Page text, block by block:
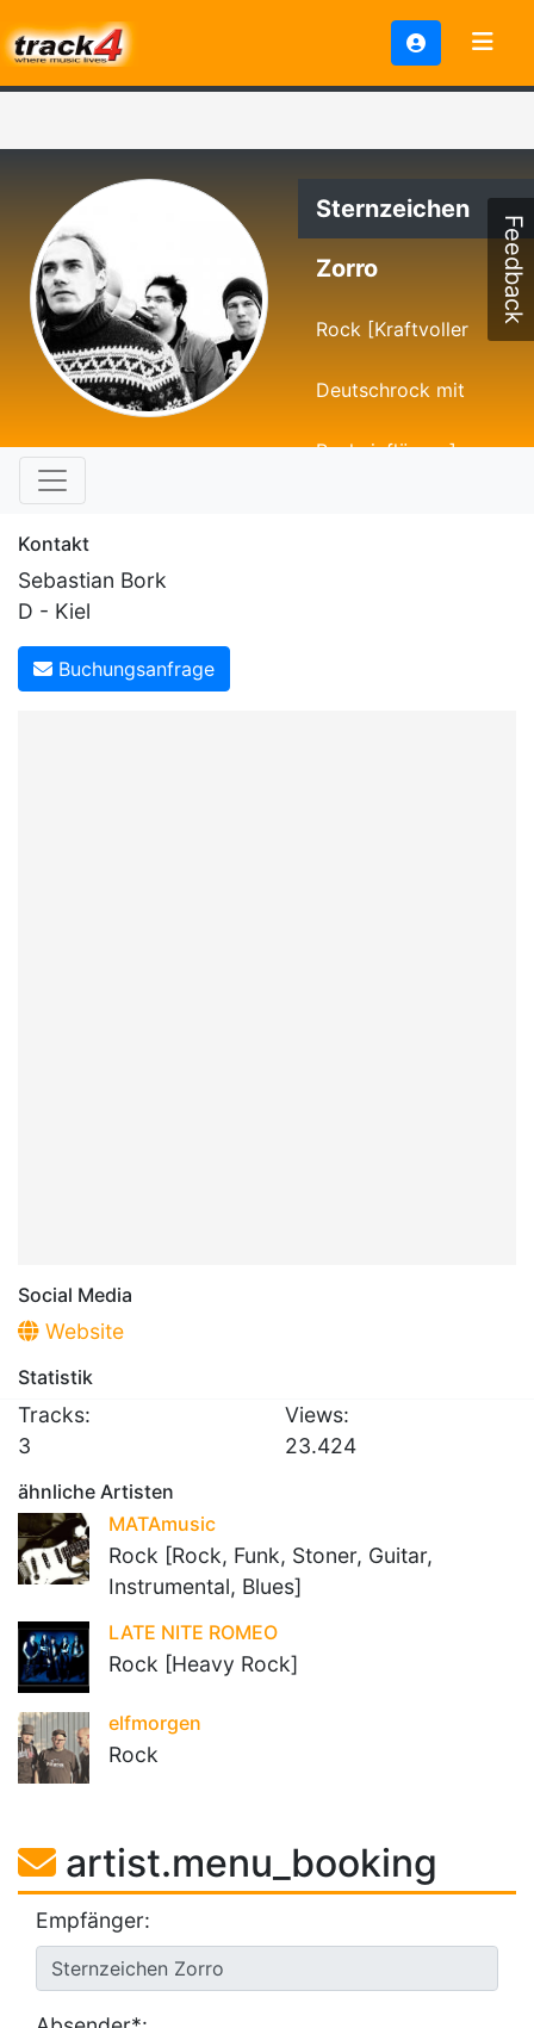
Sternzeichen
Zorro
Rock [Kraftvoller
Deutschrock mit
Punkeinflüssen]
Kontakt
Sebastian Bork
D - Kiel
Buchungsanfrage
Social Media
Website
Statistik
Tracks:
3
Views:
23.424
ähnliche Artisten
MATAmusic
Rock [Rock, Funk, Stoner, Guitar,
Instrumental, Blues]
LATE NITE ROMEO
Rock [Heavy Rock]
elfmorgen
Rock
artist.menu_booking
Empfänger:
Feedback